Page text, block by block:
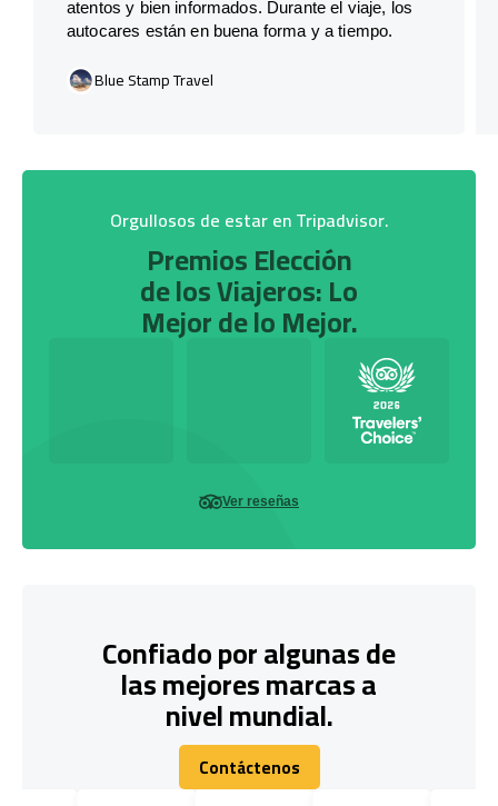
atentos y bien informados. Durante el viaje, los
autocares están en buena forma y a tiempo.
Blue Stamp Travel
Orgullosos de estar en Tripadvisor.
Premios Elección
de los Viajeros: Lo
Mejor de lo Mejor.
Ver reseñas
Confiado por algunas de
las mejores marcas a
nivel mundial.
Contáctenos
Contáctenos